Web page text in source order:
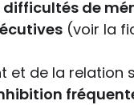
de
(voir la
et de la relation